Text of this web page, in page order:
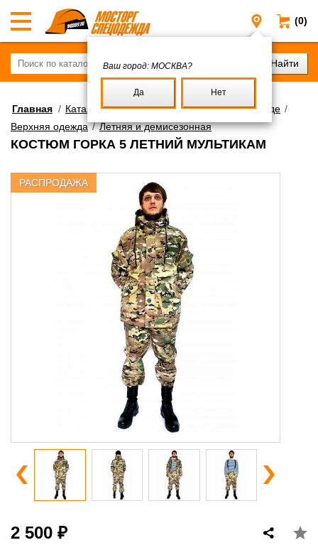
(0)
Москва
Ваш город: МОСКВА?
Да Нет
Главная / Каталог/Экипировка для отдыха на природе /
Верхняя одежда/Летняя и демисезонная
КОСТЮМ ГОРКА 5 ЛЕТНИЙ МУЛЬТИКАМ
РАСПРОДАЖА
2 500 ₽